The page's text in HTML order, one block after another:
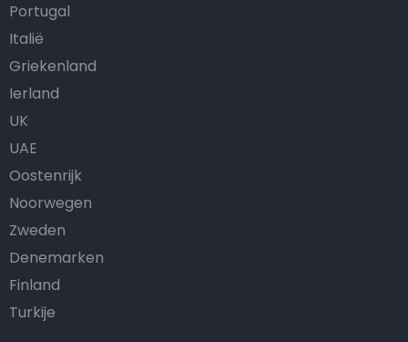
Portugal
Italië
Griekenland
Ierland
UK
UAE
Oostenrijk
Noorwegen
Zweden
Denemarken
Finland
Turkije